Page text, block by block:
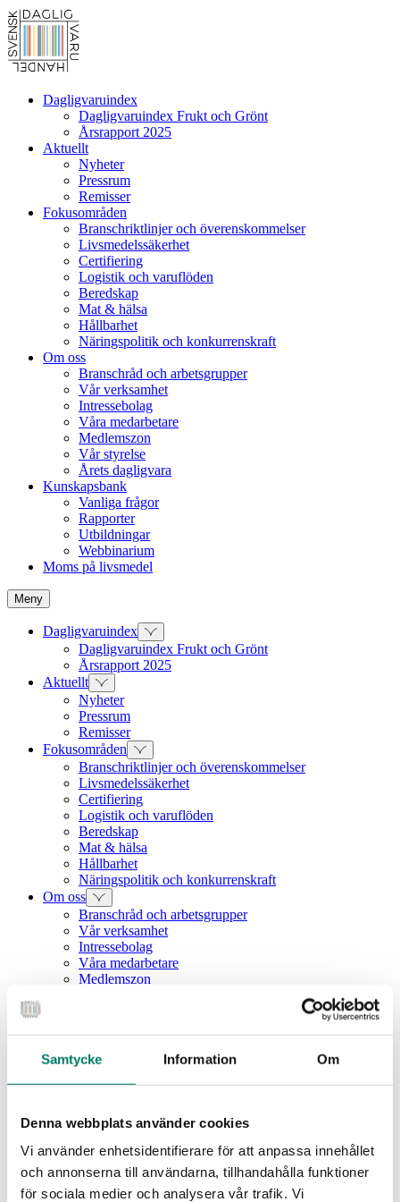
Samtycke Information Om
Denna webbplats använder cookies
Vi använder enhetsidentifierare för att anpassa innehållet
och annonserna till användarna, tillhandahålla funktioner
för sociala medier och analysera vår trafik. Vi
Dagligvaruindex
Dagligvaruindex Frukt och Grönt
Årsrapport 2025
Aktuellt
Nyheter
Pressrum
Remisser
Fokusområden
Branschriktlinjer och överenskommelser
Livsmedelssäkerhet
Certifiering
Logistik och varuflöden
Beredskap
Mat & hälsa
Hållbarhet
Näringspolitik och konkurrenskraft
Om oss
Branschråd och arbetsgrupper
Vår verksamhet
Intressebolag
Våra medarbetare
Medlemszon
Vår styrelse
Årets dagligvara
Kunskapsbank
Vanliga frågor
Rapporter
Utbildningar
Webbinarium
Moms på livsmedel
Meny
Dagligvaruindex
Dagligvaruindex Frukt och Grönt
Årsrapport 2025
Aktuellt
Nyheter
Pressrum
Remisser
Fokusområden
Branschriktlinjer och överenskommelser
Livsmedelssäkerhet
Certifiering
Logistik och varuflöden
Beredskap
Mat & hälsa
Hållbarhet
Näringspolitik och konkurrenskraft
Om oss
Branschråd och arbetsgrupper
Vår verksamhet
Intressebolag
Våra medarbetare
Medlemszon
Rapporter
Coop Sveriges vd Anders Torell